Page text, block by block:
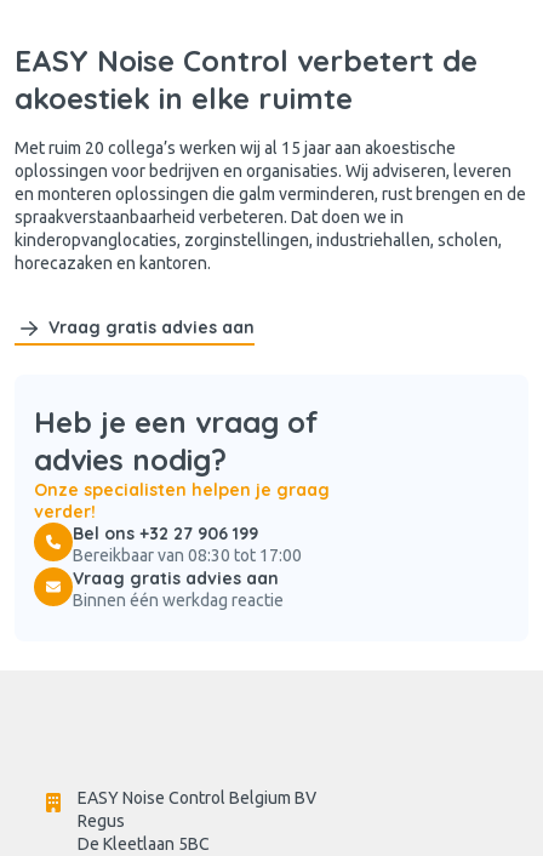
EASY Noise Control verbetert de
akoestiek in elke ruimte
Met ruim 20 collega’s werken wij al 15 jaar aan akoestische
oplossingen voor bedrijven en organisaties. Wij adviseren, leveren
en monteren oplossingen die galm verminderen, rust brengen en de
spraakverstaanbaarheid verbeteren. Dat doen we in
kinderopvanglocaties, zorginstellingen, industriehallen, scholen,
horecazaken en kantoren.
Vraag gratis advies aan
Heb je een vraag of
advies nodig?
Onze specialisten helpen je graag
verder!
Bel ons +32 27 906 199
Bereikbaar van 08:30 tot 17:00
Vraag gratis advies aan
Binnen één werkdag reactie
EASY Noise Control Belgium BV
Regus
De Kleetlaan 5BC